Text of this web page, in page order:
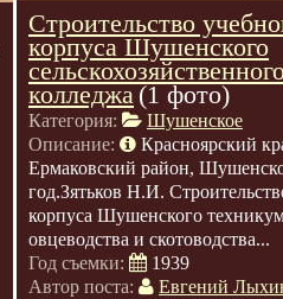
Строительство
корпуса Шушенского
колледжа(1 фото)
Категория:
Шушенское
Описание:
Красноярский
Ермаковский район,
год.Зятьков Н.И.
корпуса Шушенского
овцеводства и скотоводства...
Год съемки:
1939
Автор поста:
Евгений